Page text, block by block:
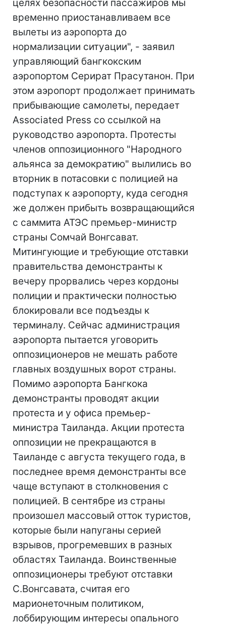
целях безопасности пассажиров мы
временно приостанавливаем все
вылеты из аэропорта до
нормализации ситуации", - заявил
управляющий бангкокским
аэропортом Серират Прасутанон. При
этом аэропорт продолжает принимать
прибывающие самолеты, передает
Associated Press со ссылкой на
руководство аэропорта. Протесты
членов оппозиционного "Народного
альянса за демократию" вылились во
вторник в потасовки с полицией на
подступах к аэропорту, куда сегодня
же должен прибыть возвращающийся
с саммита АТЭС премьер-министр
страны Сомчай Вонгсават.
Митингующие и требующие отставки
правительства демонстранты к
вечеру прорвались через кордоны
полиции и практически полностью
блокировали все подъезды к
терминалу. Сейчас администрация
аэропорта пытается уговорить
оппозиционеров не мешать работе
главных воздушных ворот страны.
Помимо аэропорта Бангкока
демонстранты проводят акции
протеста и у офиса премьер-
министра Таиланда. Акции протеста
оппозиции не прекращаются в
Таиланде с августа текущего года, в
последнее время демонстранты все
чаще вступают в столкновения с
полицией. В сентябре из страны
произошел массовый отток туристов,
которые были напуганы серией
взрывов, прогремевших в разных
областях Таиланда. Воинственные
оппозиционеры требуют отставки
С.Вонгсавата, считая его
марионеточным политиком,
лоббирующим интересы опального